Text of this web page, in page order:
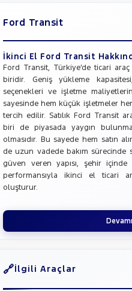
SKODA
SSANGYONG
SUBARU
TESLA
TOYOTA
TRAKTÖR
VOLKSWAGEN
Ford Transit
İkinci El Ford Transit
Ford Transit, Türkiye’de ticari
biridir. Geniş yükleme
seçenekleri ve işletme
sayesinde hem küçük işletmeler
tercih edilir. Satılık Ford Transit
biri de piyasada yaygın
olmasıdır. Bu sayede hem satın
de uzun vadede bakım sürecinde
güven veren yapısı, şehir
performansıyla ikinci el ticari
oluşturur.
İlgili Araçlar